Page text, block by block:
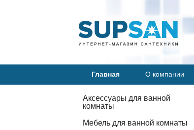
Главная О компании
Аксессуары для ванной
комнаты
Мебель для ванной комнаты